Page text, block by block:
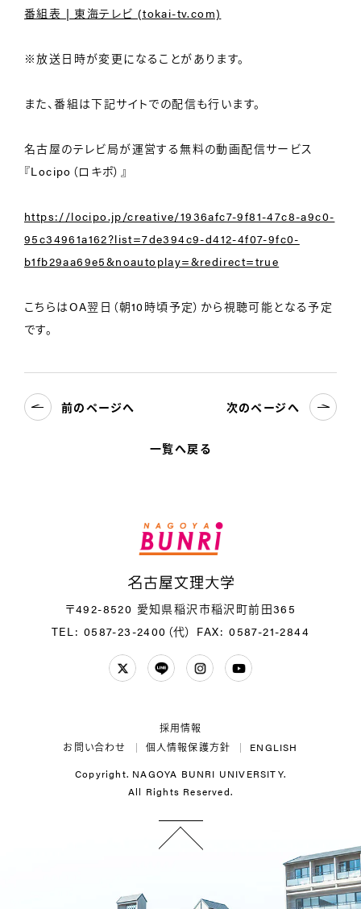
番組表 | 東海テレビ (tokai-tv.com)
※放送日時が変更になることがあります。
また、番組は下記サイトでの配信も行います。
名古屋のテレビ局が運営する無料の動画配信サービス
『Locipo（ロキポ）』
https://locipo.jp/creative/1936afc7-9f81-47c8-a9c0-
95c34961a162?list=7de394c9-d412-4f07-9fc0-
b1fb29aa69e5&noautoplay=&redirect=true
こちらはOA翌日（朝10時頃予定）から視聴可能となる予定
です。
一覧へ戻る
前のページへ 次のページへ
〒492-8520 愛知県稲沢市稲沢町前田365
TEL: 0587-23-2400（代） FAX: 0587-21-2844
ENGLISH
個人情報保護方針
お問い合わせ
採用情報
Copyright. NAGOYA BUNRI UNIVERSITY.
All Rights Reserved.